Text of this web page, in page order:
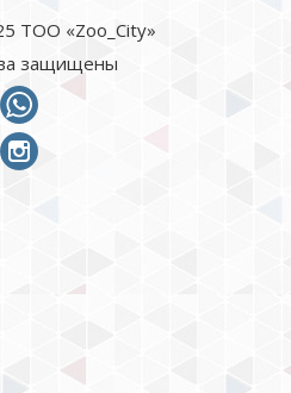
ТОО «Zoo_City»
защищены
whatsapp